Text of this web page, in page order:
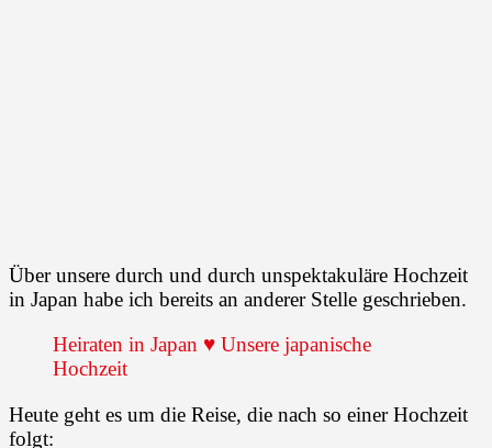
Über unsere durch und durch unspektakuläre Hochzeit
in Japan habe ich bereits an anderer Stelle geschrieben.
Heiraten in Japan ♥ Unsere japanische
Hochzeit
Heute geht es um die Reise, die nach so einer Hochzeit
folgt: